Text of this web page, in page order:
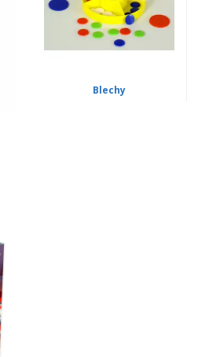
Blechy